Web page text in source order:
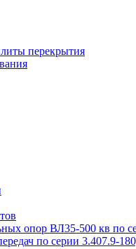
перекрытия
опор ВЛ35-500 кв по
по серии 3.407.9-